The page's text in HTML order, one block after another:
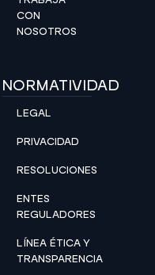
CON
NOSOTROS
NORMATIVIDAD
LEGAL
PRIVACIDAD
RESOLUCIONES
ENTES
REGULADORES
LÍNEA ÉTICA Y
TRANSPARENCIA